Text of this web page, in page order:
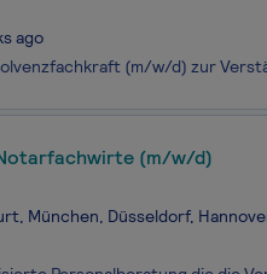
ago
(m/w/d)
München, Düsseldorf,